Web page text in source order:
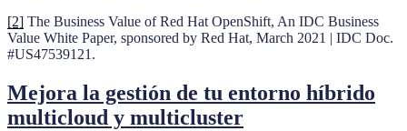
[2] The Business Value of Red Hat OpenShift, An IDC Business
Value White Paper, sponsored by Red Hat, March 2021 | IDC Doc.
#US47539121.
Mejora la gestión de tu entorno híbrido
multicloud y multicluster